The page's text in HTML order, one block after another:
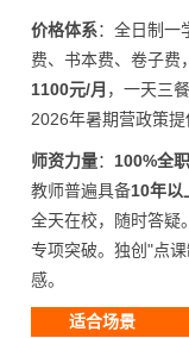
价格体系：全日制一
费、书本费、卷子费
1100元/月 ，一天三
2026年暑期营政策
师资力量： 100%全
教师普遍具备10年以
全天在校，随时答疑
专项突破。独创"点
感。
适合场景